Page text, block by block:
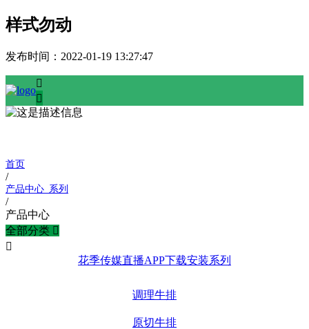
样式勿动
发布时间： 2022-01-19 13:27:47


首页
/
产品中心_系列
/
产品中心
全部分类 

花季传媒直播APP下载安装系列
调理牛排
原切牛排